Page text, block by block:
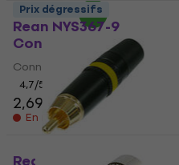
Rean NYS367-9
Connecteur RCA
Connecteur RCA
4,7/5
2,69 €
En rupture de stock
Prix dégressifs